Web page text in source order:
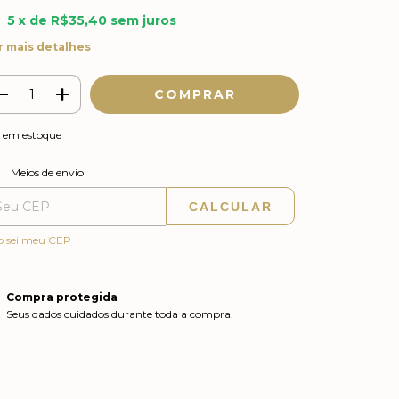
5 x de R$35,40 sem juros
mais detalhes
em estoque
para o CEP:
Meios de envio
CALCULAR
sei meu CEP
Compra protegida
Seus dados cuidados durante toda a compra.